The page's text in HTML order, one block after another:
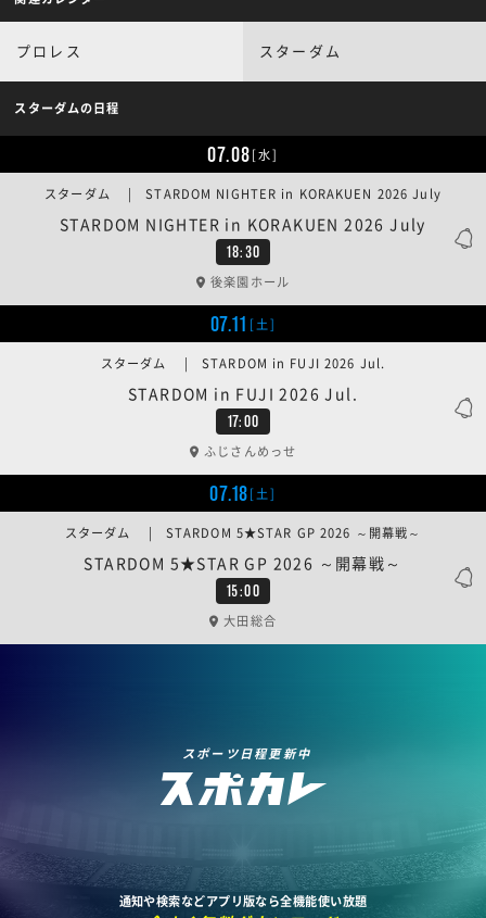
プロレス スターダム
スターダムの日程
07.08[水]
18:30
STARDOM NIGHTER in KORAKUEN 2026 July
スターダム | STARDOM NIGHTER in KORAKUEN 2026 July
後楽園ホール
07.11 [土]
17:00
STARDOM in FUJI 2026 Jul.
スターダム | STARDOM in FUJI 2026 Jul.
ふじさんめっせ
07.18[土]
15:00
STARDOM 5★STAR GP 2026 ～開幕戦～
スターダム | STARDOM 5★STAR GP 2026 ～開幕戦～
大田総合
スポーツ日程更新中
通知や検索などアプリ版なら全機能使い放題